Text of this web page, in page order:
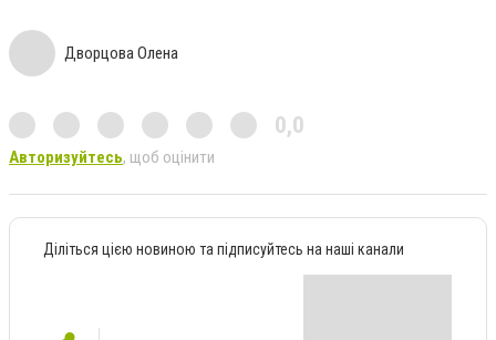
Дворцова Олена
0,0
Авторизуйтесь, щоб оцінити
Діліться цією новиною та підписуйтесь на наші канали